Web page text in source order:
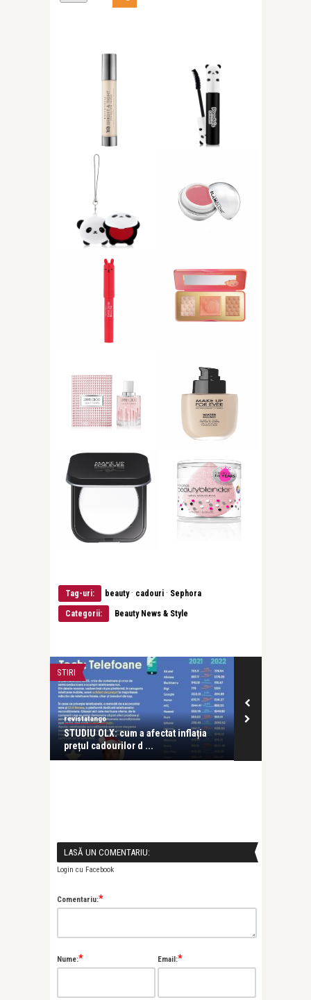
Tag-uri: beauty· cadouri · Sephora
Categorii: Beauty News & Style
STIRI
revistatango
STUDIU OLX: cum a afectat inflația
prețul cadourilor d ...
LASĂ UN COMENTARIU:
Login cu Facebook
Comentariu:*
Nume:* Email:*